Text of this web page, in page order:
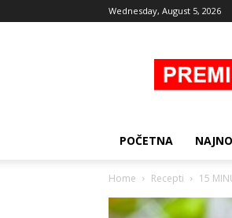
Wednesday, August 5, 2026
Novine
POČETNA
Home Recepti 15